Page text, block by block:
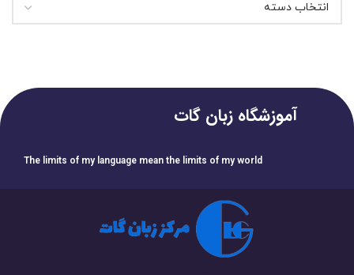
آموزشگاه زبان گات
The limits of my language mean the limits of my world